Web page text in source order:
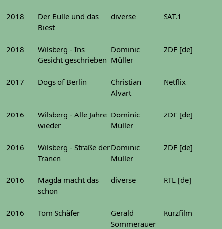
2018
Der Bulle und das
Biest
diverse SAT.1
2018
Wilsberg - Ins
Gesicht geschrieben
Dominic
Müller
ZDF [de]
2017 Dogs of Berlin
Christian
Alvart
Netflix
2016
Wilsberg - Alle Jahre
wieder
Dominic
Müller
ZDF [de]
2016
Wilsberg - Straße der
Tränen
Dominic
Müller
ZDF [de]
2016
Magda macht das
schon
diverse RTL [de]
2016 Tom Schäfer
Gerald
Sommerauer
Kurzfilm